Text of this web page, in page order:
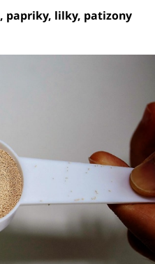
, papriky, lilky, patizony